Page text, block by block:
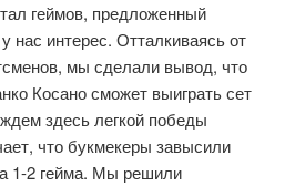
геймов, предложенный
нас интерес. Отталкиваясь от
мы сделали вывод, что
Косано сможет выиграть сет
здесь легкой победы
что букмекеры завысили
1-2 гейма. Мы решили